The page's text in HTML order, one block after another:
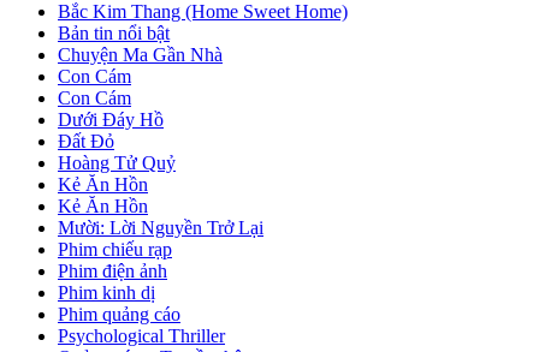
Bắc Kim Thang (Home Sweet Home)
Bản tin nổi bật
Chuyện Ma Gần Nhà
Con Cám
Con Cám
Dưới Đáy Hồ
Đất Đỏ
Hoàng Tử Quỷ
Kẻ Ăn Hồn
Kẻ Ăn Hồn
Mười: Lời Nguyền Trở Lại
Phim chiếu rạp
Phim điện ảnh
Phim kinh dị
Phim quảng cáo
Psychological Thriller